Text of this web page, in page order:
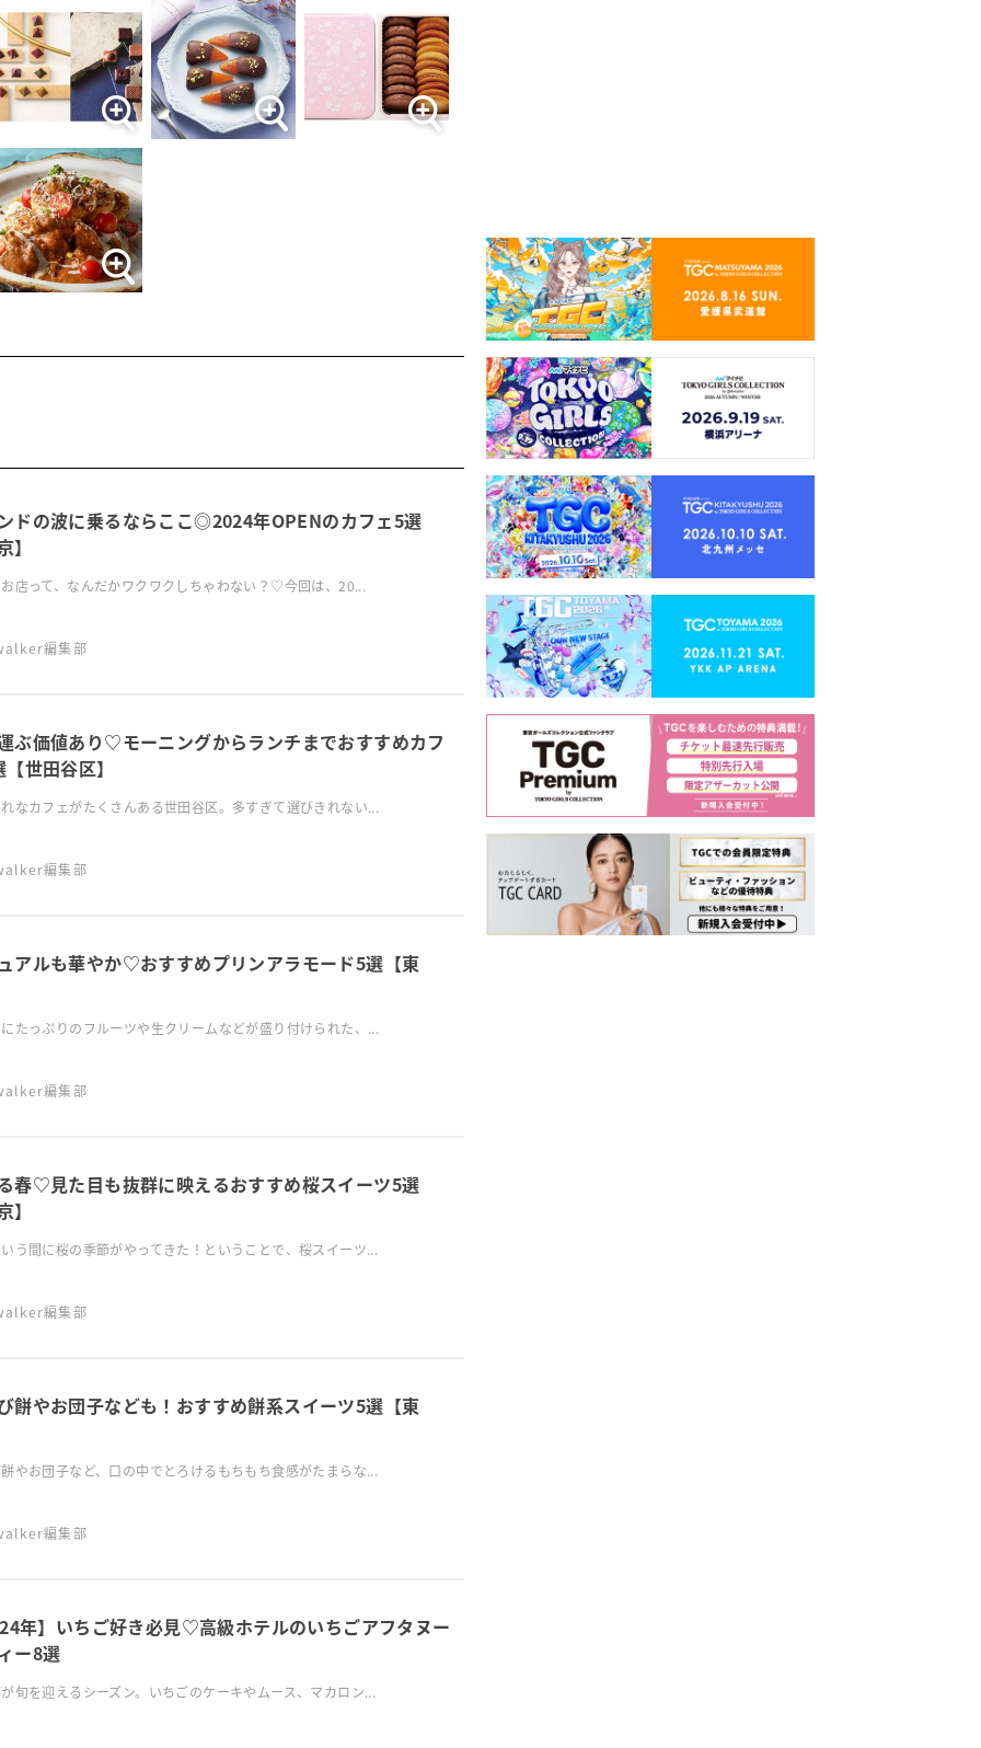
ドの波に乗るならここ◎2024年OPENのカフェ5選
】
店って、なんだかワクワクしちゃわない？♡今回は、20...
編集部
ぶ価値あり♡モーニングからランチまでおすすめカフ
世田谷区】
なカフェがたくさんある世田谷区。多すぎて選びきれない...
編集部
アルも華やか♡おすすめプリンアラモード5選【東
たっぷりのフルーツや生クリームなどが盛り付けられた、...
編集部
春♡見た目も抜群に映えるおすすめ桜スイーツ5選
】
う間に桜の季節がやってきた！ということで、桜スイーツ...
編集部
餅やお団子なども！おすすめ餅系スイーツ5選【東
やお団子など、口の中でとろけるもちもち食感がたまらな...
編集部
年】いちご好き必見♡高級ホテルのいちごアフタヌー
ー8選
旬を迎えるシーズン。いちごのケーキやムース、マカロン...